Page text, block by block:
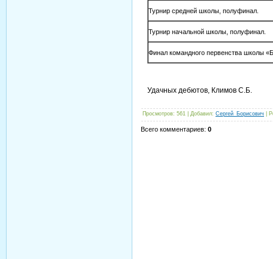
Турнир средней школы, полуфинал.
Турнир начальной школы, полуфинал.
Финал командного первенства школы
Удачных дебютов, Климов С.Б.
Просмотров: 561 | Добавил: Сергей_Борисович
Всего комментариев: 0